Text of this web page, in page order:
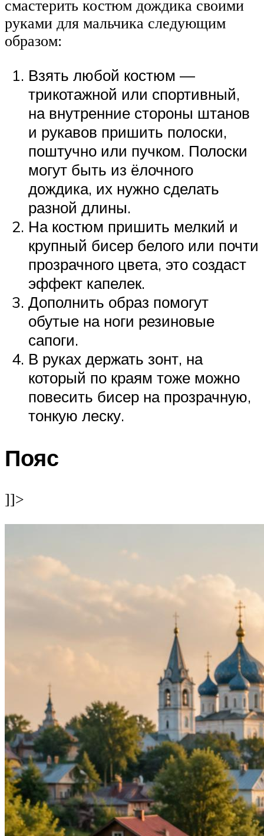
смастерить костюм дождика своими
руками для мальчика следующим
образом:
Взять любой костюм —
трикотажной или спортивный,
на внутренние стороны штанов
и рукавов пришить полоски,
поштучно или пучком. Полоски
могут быть из ёлочного
дождика, их нужно сделать
разной длины.
На костюм пришить мелкий и
крупный бисер белого или почти
прозрачного цвета, это создаст
эффект капелек.
Дополнить образ помогут
обутые на ноги резиновые
сапоги.
В руках держать зонт, на
который по краям тоже можно
повесить бисер на прозрачную,
тонкую леску.
Пояс
]]>